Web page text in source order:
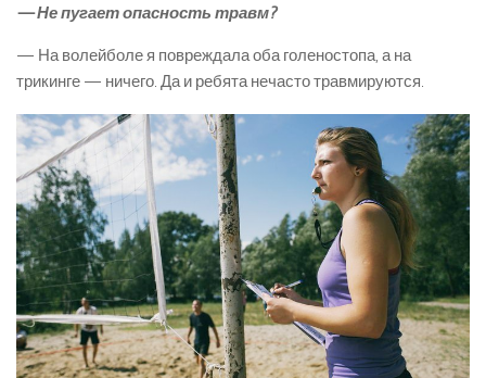
— Не пугает опасность травм?
— На волейболе я повреждала оба голеностопа, а на
трикинге — ничего. Да и ребята нечасто травмируются.